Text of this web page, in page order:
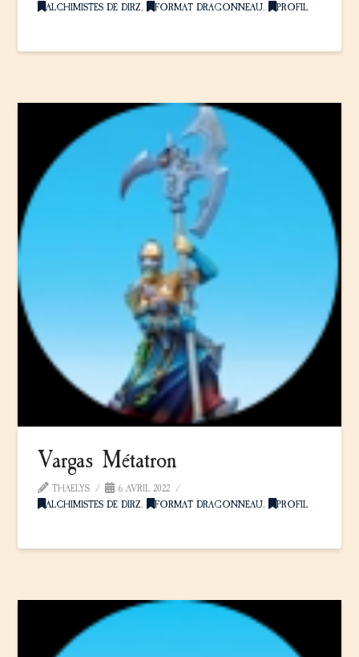
ALCHIMISTES DE DIRZ, FORMAT DRAGONNEAU, PROFIL
Vargas Métatron
THAELYS
6 AVRIL 2022
ALCHIMISTES DE DIRZ, FORMAT DRAGONNEAU, PROFIL